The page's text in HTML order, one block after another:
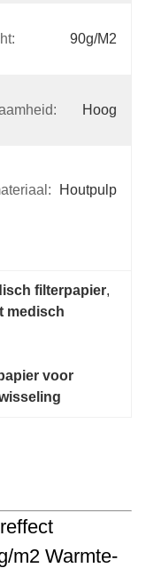
90g/m2
Hoog
Houtpulp
filterpapier,
medisch
voor
m2 Warmte-